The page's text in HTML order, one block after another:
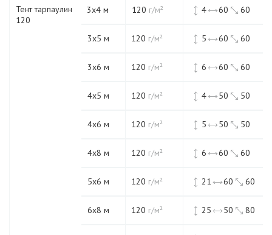
Тент тарпаулин
120
3х4 м 120 г/м² 4 60 60
3х5 м 120 г/м² 5 60 60
3х6 м 120 г/м² 6 60 60
4х5 м 120 г/м² 4 50 50
4х6 м 120 г/м² 5 50 50
4х8 м 120 г/м² 6 60 60
5х6 м 120 г/м² 21 60 60
6х8 м 120 г/м² 25 50 80